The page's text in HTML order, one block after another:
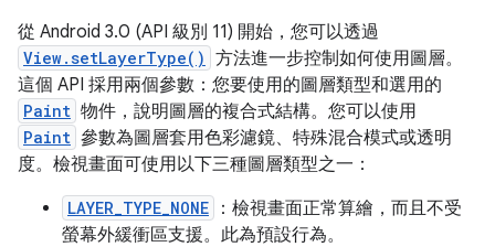
從 Android 3.0 (API 級別 11) 開始，您可以透過
View.setLayerType() 方法進一步控制如何使用圖層。
這個 API 採用兩個參數：您要使用的圖層類型和選用的
Paint 物件，說明圖層的複合式結構。您可以使用
Paint 參數為圖層套用色彩濾鏡、特殊混合模式或透明
度。檢視畫面可使用以下三種圖層類型之一：
LAYER_TYPE_NONE
：檢視畫面正常算繪，而且不受
螢幕外緩衝區支援。此為預設行為。